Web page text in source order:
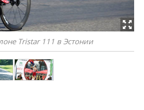
Tristar 111 в Эстонии